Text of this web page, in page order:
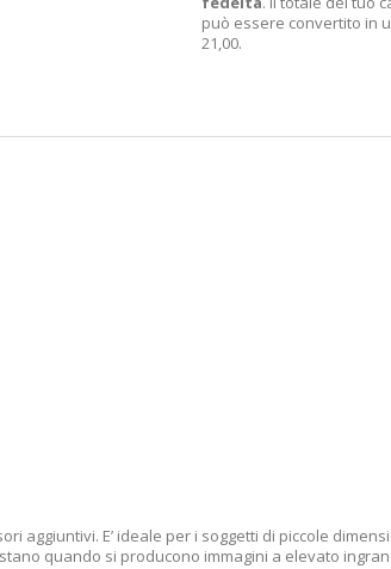
può essere convertito in
21,00.
aggiuntivi. E’ ideale per i soggetti di piccole
quando si producono immagini a elevato